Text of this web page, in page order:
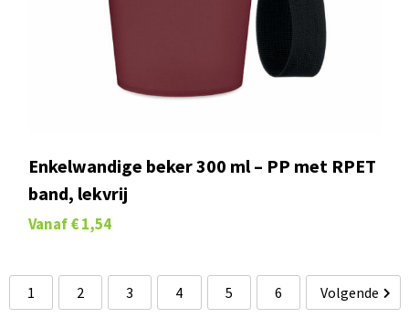
Enkelwandige beker 300 ml – PP met RPET
band, lekvrij
Vanaf € 1,54
1 2 3 4 5 6 Volgende